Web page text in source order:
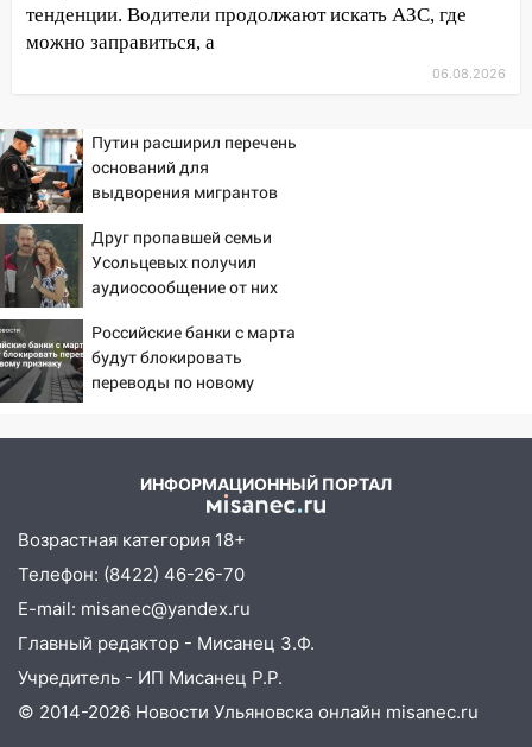
10:14 В Ульяновске двоих участников
коррупционной схемы при ЦГКБ
соседними Татарстаном и Саратовской
областью
09:41
Бога в СИЗО
09:35
В Ульяновске директора фирмы
будут судить за неуплату налогов на 48
млн рублей
08:22
Подросток на питбайке сбил
велосипедистку: пострадали двое
07:20
знойный и сухой четверг
Под Ульяновском при развороте
пострадал 38-летний водитель
иномарки
05:00 «Каждая пятая женщина и каждый
второй мужчина в мире сталкиваются с
алопецией»: врач рассказал, чем может
быть вызвано облысение и как с этим
справиться
тенденции. Водители продолжают искать АЗС, где
можно заправиться, а
06.08.2026
Путин расширил перечень
оснований для
выдворения мигрантов
Друг пропавшей семьи
Усольцевых получил
аудиосообщение от них
Российские банки с марта
будут блокировать
переводы по новому
ИНФОРМАЦИОННЫЙ ПОРТАЛ
Возрастная категория 18+
Телефон: (8422) 46-26-70
E-mail: misanec@yandex.ru
Главный редактор - Мисанец З.Ф.
Учредитель - ИП Мисанец Р.Р.
© 2014-2026 Новости Ульяновска онлайн misanec.ru